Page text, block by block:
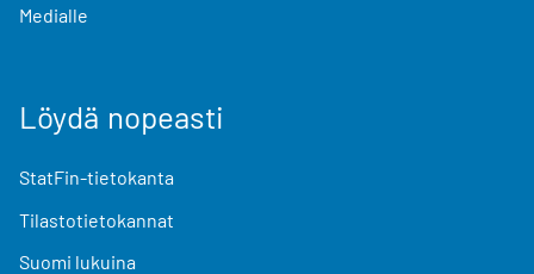
Medialle
Löydä nopeasti
StatFin-tietokanta
Tilastotietokannat
Suomi lukuina